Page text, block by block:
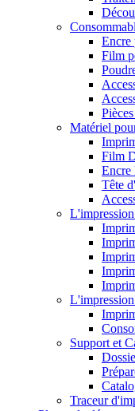
Encre
Film
Matériel
Film
Tête
Support et
Traceur